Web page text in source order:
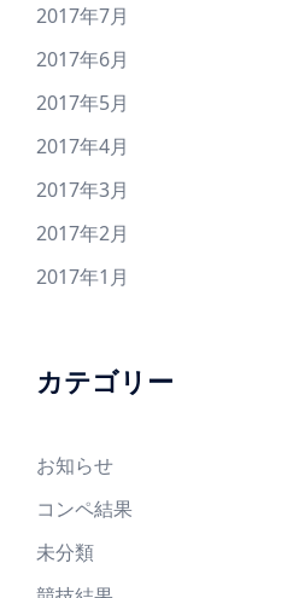
2017年7月
2017年6月
2017年5月
2017年4月
2017年3月
2017年2月
2017年1月
カテゴリー
お知らせ
コンペ結果
未分類